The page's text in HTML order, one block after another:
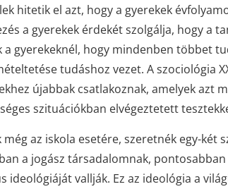
hitetik el azt, hogy a gyerekek
a gyerekek érdekét szolgálja, hogy a
gyerekeknél, hogy mindenben többet
tudáshoz vezet. A szociológia
újabbak csatlakoznak, amelyek azt
szituációkban elvégeztetett
az iskola esetére, szeretnék egy-két
a jogász társadalomnak,
ideológiáját vallják. Ez az ideológia a